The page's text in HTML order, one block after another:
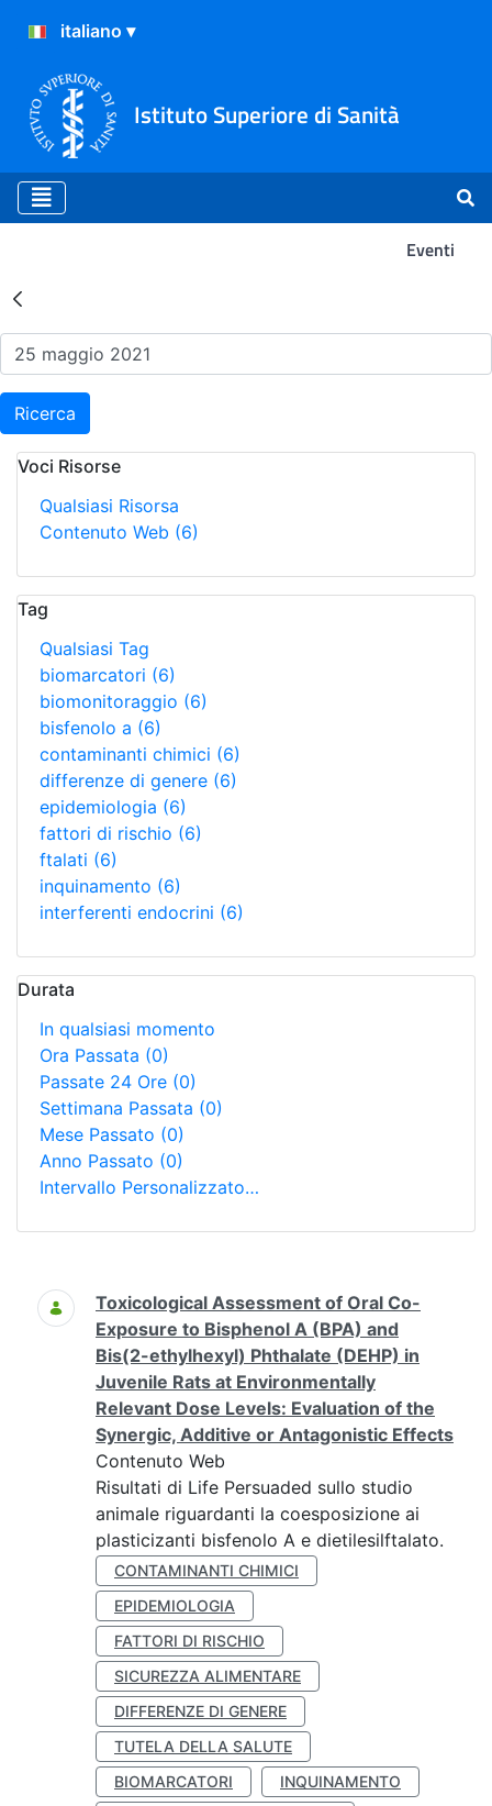
Istituto Superiore di Sanità
Eventi
Risultati della Ricerca -
Ricerca
Voci Risorse
Qualsiasi Risorsa
Contenuto Web (6)
Tag
Qualsiasi Tag
biomarcatori (6)
biomonitoraggio (6)
bisfenolo a (6)
contaminanti chimici (6)
differenze di genere (6)
epidemiologia (6)
fattori di rischio (6)
ftalati (6)
inquinamento (6)
interferenti endocrini (6)
Durata
In qualsiasi momento
Ora Passata (0)
Passate 24 Ore (0)
Settimana Passata (0)
Mese Passato (0)
Anno Passato (0)
Intervallo Personalizzato…
Ricerca
Toxicological Assessment of Oral Co-
Exposure to Bisphenol A (BPA) and
Bis(2-ethylhexyl) Phthalate (DEHP) in
Juvenile Rats at Environmentally
Relevant Dose Levels: Evaluation of the
Synergic, Additive or Antagonistic Effects
Contenuto Web
Risultati di Life Persuaded sullo studio
animale riguardanti la coesposizione ai
plasticizanti bisfenolo A e dietilesilftalato.
CONTAMINANTI CHIMICI
EPIDEMIOLOGIA
FATTORI DI RISCHIO
SICUREZZA ALIMENTARE
DIFFERENZE DI GENERE
TUTELA DELLA SALUTE
BIOMARCATORI
INQUINAMENTO